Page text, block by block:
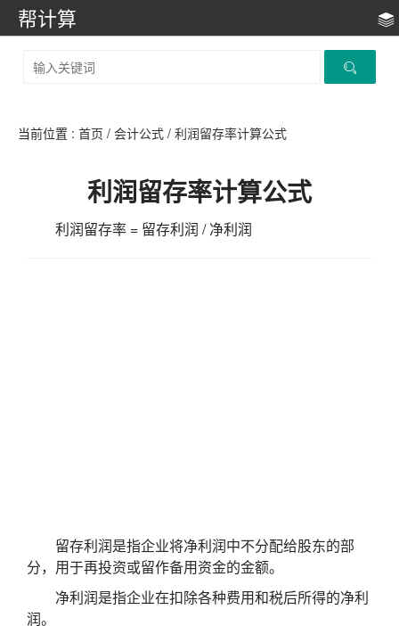
帮计算
当前位置 : 首页 / 会计公式 / 利润留存率计算公式
利润留存率计算公式
利润留存率 = 留存利润 / 净利润
留存利润是指企业将净利润中不分配给股东的部
分，用于再投资或留作备用资金的金额。
净利润是指企业在扣除各种费用和税后所得的净利
润。